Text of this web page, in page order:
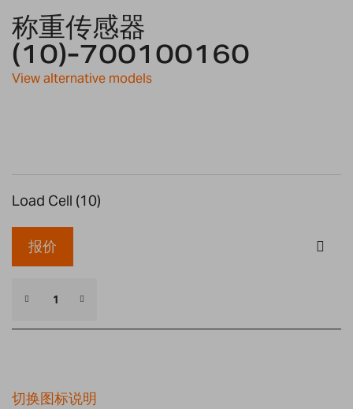
to
the
beginning
of
the
称重传感器
(10)-700100160
View alternative models
Load Cell (10)
报价
切换图标说明